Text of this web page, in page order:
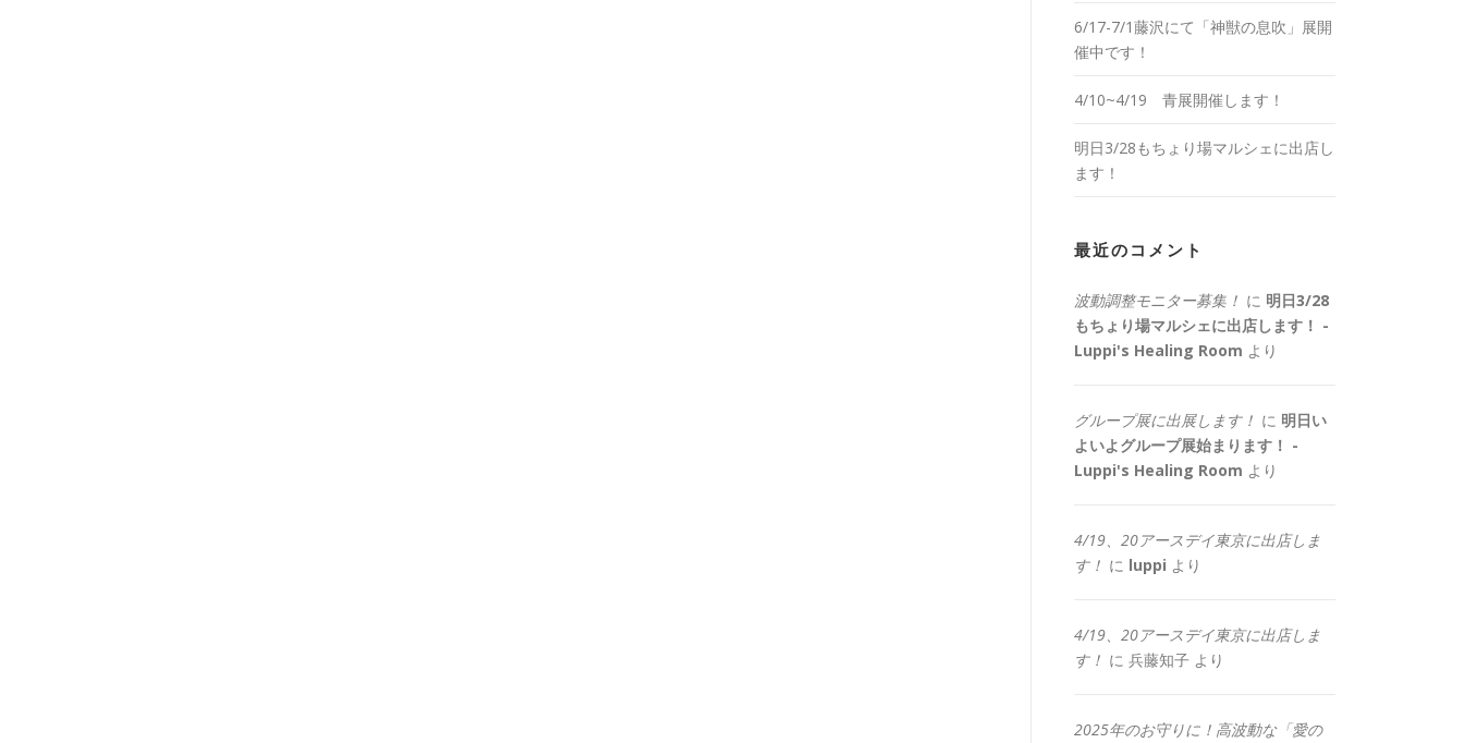
6/17-7/1藤沢にて「神獣の息吹」展開
催中です！
4/10~4/19 青展開催します！
明日3/28もちょり場マルシェに出店し
ます！
最近のコメント
波動調整モニター募集！ に 明日3/28
もちょり場マルシェに出店します！ -
Luppi's Healing Room より
グループ展に出展します！ に 明日い
よいよグループ展始まります！ -
Luppi's Healing Room より
4/19、20アースデイ東京に出店しま
す！ に luppi より
4/19、20アースデイ東京に出店しま
す！ に 兵藤知子 より
2025年のお守りに！高波動な「愛の